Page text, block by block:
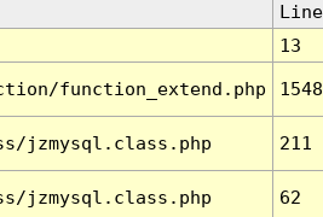
Line
13
function_extend.php 1548
jzmysql.class.php 211
jzmysql.class.php 62